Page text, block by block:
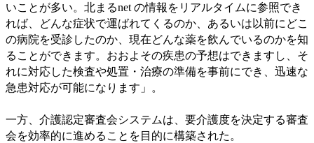
いことが多い。北まるnet の情報をリアルタイムに参照でき
れば、どんな症状で運ばれてくるのか、あるいは以前にどこ
の病院を受診したのか、現在どんな薬を飲んでいるのかを知
ることができます。おおよその疾患の予想はできますし、そ
れに対応した検査や処置・治療の準備を事前にでき、迅速な
急患対応が可能になります」。
一方、介護認定審査会システムは、要介護度を決定する審査
会を効率的に進めることを目的に構築された。